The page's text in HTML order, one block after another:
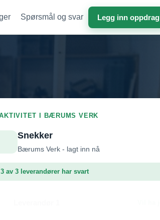
Spørsmål og svar Legg inn oppdrag
I BÆRUMS VERK
Snekker
Bærums Verk - lagt inn nå
3 av 3 leverandører har svart